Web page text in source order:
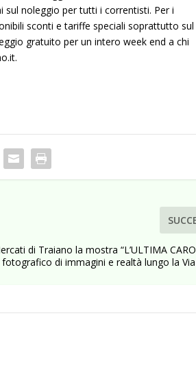
sul noleggio per tutti i correntisti. Per i
sconti e tariffe speciali soprattutto sul
gratuito per un intero week end a chi
.
di Traiano la mostra “L’ULTIMA
di immagini e realtà lungo la